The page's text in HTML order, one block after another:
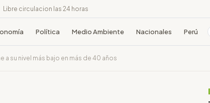
Libre circulacion las 24 horas
Política Medio Ambiente Nacionales Perú
a su nivel más bajo en más de 40 años